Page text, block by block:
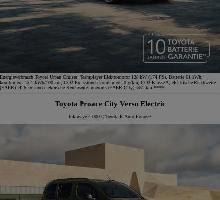
Energieverbrauch Toyota Urban Cruiser Teamplayer Elektromotor 128 kW (174 PS), Batterie 61 kWh;
kombiniert: 15.1 kWh/100 km; CO2-Emissionen kombiniert: 0 g/km; CO2-Klasse A; elektrische Reichweite
(EAER): 426 km und elektrische Reichweite innerorts (EAER City): 581 km.****
Toyota Proace City Verso Electric
Inklusive 4.000 € Toyota E-Auto Bonus¹²